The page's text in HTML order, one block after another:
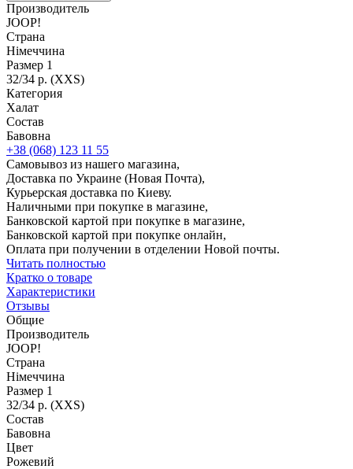
Производитель
JOOP!
Страна
Німеччина
Размер 1
32/34 р. (XXS)
Категория
Халат
Состав
Бавовна
+38 (068) 123 11 55
Самовывоз из нашего магазина,
Доставка по Украине (Новая Почта),
Курьерская доставка по Киеву.
Наличными при покупке в магазине,
Банковской картой при покупке в магазине,
Банковской картой при покупке онлайн,
Оплата при получении в отделении Новой почты.
Читать полностью
Кратко о товаре
Характеристики
Отзывы
Общие
Производитель
JOOP!
Страна
Німеччина
Размер 1
32/34 р. (XXS)
Состав
Бавовна
Цвет
Рожевий